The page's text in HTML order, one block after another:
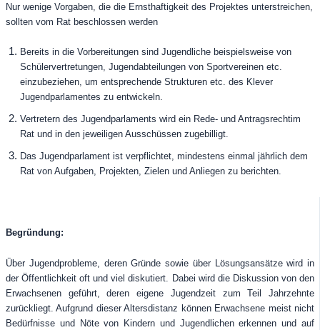
Nur wenige Vorgaben, die die Ernsthaftigkeit des Projektes unterstreichen,
sollten vom Rat beschlossen werden
Bereits in die Vorbereitungen sind Jugendliche beispielsweise von
Schülervertretungen, Jugendabteilungen von Sportvereinen etc.
einzubeziehen, um entsprechende Strukturen etc. des Klever
Jugendparlamentes zu entwickeln.
Vertretern des Jugendparlaments wird ein Rede- und Antragsrechtim
Rat und in den jeweiligen Ausschüssen zugebilligt.
Das Jugendparlament ist verpflichtet, mindestens einmal jährlich dem
Rat von Aufgaben, Projekten, Zielen und Anliegen zu berichten.
Begründung:
Über Jugendprobleme, deren Gründe sowie über Lösungsansätze wird in
der Öffentlichkeit oft und viel diskutiert. Dabei wird die Diskussion von den
Erwachsenen geführt, deren eigene Jugendzeit zum Teil Jahrzehnte
zurückliegt. Aufgrund dieser Altersdistanz können Erwachsene meist nicht
Bedürfnisse und Nöte von Kindern und Jugendlichen erkennen und auf